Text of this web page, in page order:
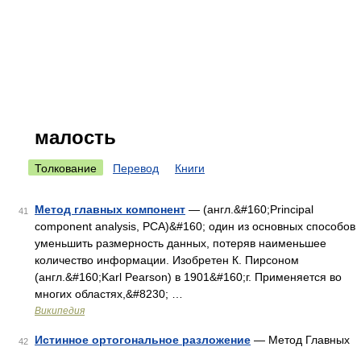
малость
Толкование Перевод Книги
41 Метод главных компонент — (англ.&#160;Principal
component analysis, PCA)&#160; один из основных способов
уменьшить размерность данных, потеряв наименьшее
количество информации. Изобретен К. Пирсоном
(англ.&#160;Karl Pearson) в 1901&#160;г. Применяется во
многих областях,&#8230; …
Википедия
42 Истинное ортогональное разложение — Метод Главных